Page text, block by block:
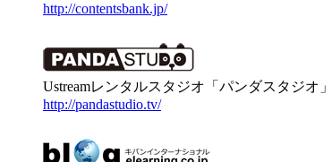
http://contentsbank.jp/
Ustreamレンタルスタジオ「パンダスタジオ」
http://pandastudio.tv/